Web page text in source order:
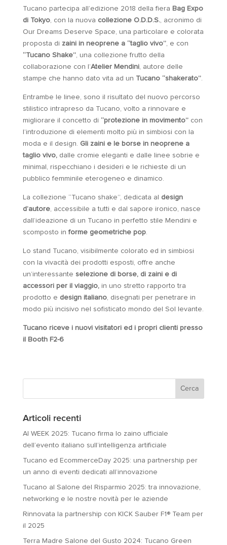
Tucano partecipa all’edizione 2018 della fiera Bag Expo
di Tokyo, con la nuova collezione O.D.D.S., acronimo di
Our Dreams Deserve Space, una particolare e colorata
proposta di zaini in neoprene a “taglio vivo”, e con
“Tucano Shake”, una collezione frutto della
collaborazione con l’Atelier Mendini, autore delle
stampe che hanno dato vita ad un Tucano “shakerato”.
Entrambe le linee, sono il risultato del nuovo percorso
stilistico intrapreso da Tucano, volto a rinnovare e
migliorare il concetto di “protezione in movimento”con
l’introduzione di elementi molto più in simbiosi con la
moda e il design. Gli zaini e le borse in neoprene a
taglio vivo,dalle cromie eleganti e dalle linee sobrie e
minimal, rispecchiano i desideri e le richieste di un
pubblico femminile eterogeneo e dinamico.
La collezione “Tucano shake”, dedicata al design
d’autore, accessibile a tutti e dal sapore ironico, nasce
dall’ideazione di un Tucano in perfetto stile Mendini e
scomposto informe geometriche pop.
Lo stand Tucano, visibilmente colorato ed in simbiosi
con la vivacità dei prodotti esposti, offre anche
un’interessante selezione di borse, di zaini e di
accessori per il viaggio,in uno stretto rapporto tra
prodotto e design italiano, disegnati per penetrare in
modo più incisivo nel sofisticato mondo del Sol levante.
Tucano riceve i nuovi visitatori ed i propri clienti presso
il Booth F2-6
Articoli recenti
AI WEEK 2025: Tucano firma lo zaino ufficiale
dell’evento italiano sull’intelligenza artificiale
Tucano ed EcommerceDay 2025: una partnership per
un anno di eventi dedicati all’innovazione
Tucano al Salone del Risparmio 2025: tra innovazione,
networking e le nostre novità per le aziende
Rinnovata la partnership con KICK Sauber F1® Team per
il 2025
Terra Madre Salone del Gusto 2024: Tucano Green